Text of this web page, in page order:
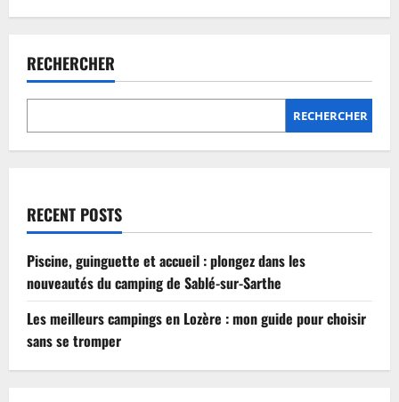
en
Lozère
:
mon
choisir
sans
RECHERCHER
RECHERCHER
RECENT POSTS
Piscine, guinguette et accueil : plongez dans les
nouveautés du camping de Sablé-sur-Sarthe
Les meilleurs campings en Lozère : mon guide pour choisir
sans se tromper